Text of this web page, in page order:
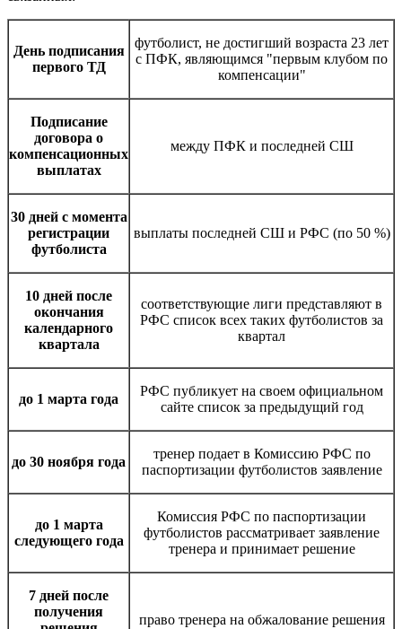
День подписания
первого ТД
футболист, не достигший возраста 23 лет
с ПФК, являющимся "первым клубом по
компенсации"
Подписание
договора о
компенсационных
выплатах
между ПФК и последней СШ
30 дней с момента
регистрации
футболиста
выплаты последней СШ и РФС (по 50 %)
10 дней после
окончания
календарного
квартала
соответствующие лиги представляют в
РФС список всех таких футболистов за
квартал
до 1 марта года
РФС публикует на своем официальном
сайте список за предыдущий год
до 30 ноября года
тренер подает в Комиссию РФС по
паспортизации футболистов заявление
до 1 марта
следующего года
Комиссия РФС по паспортизации
футболистов рассматривает заявление
тренера и принимает решение
7 дней после
получения
право тренера на обжалование решения